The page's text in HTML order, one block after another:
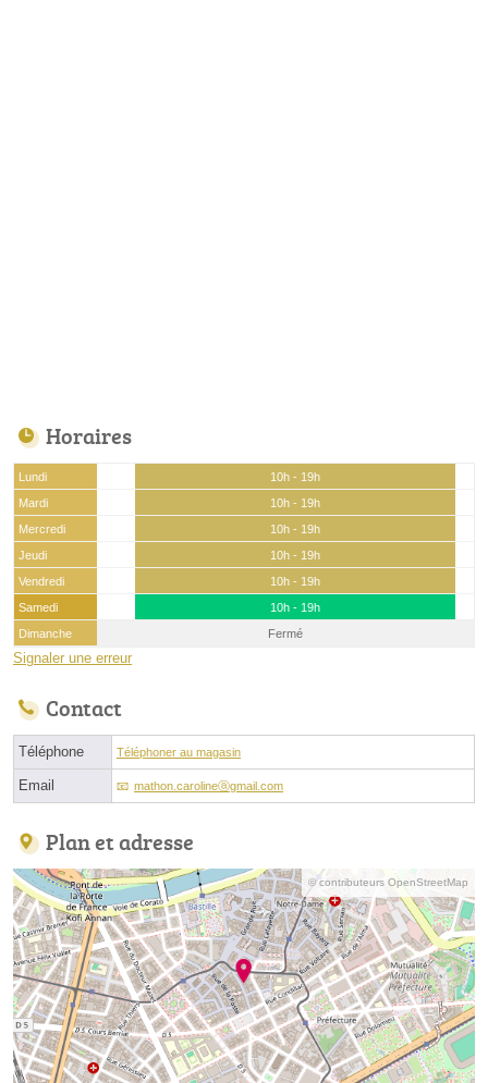
Horaires
Lundi
10h - 19h
Mardi
10h - 19h
Mercredi
10h - 19h
Jeudi
10h - 19h
Vendredi
10h - 19h
Samedi
10h - 19h
Dimanche
Fermé
Signaler une erreur
Contact
Téléphone Téléphoner au magasin
Email mathon.carolineⓐgmail.com
Plan et adresse
© contributeurs OpenStreetMap